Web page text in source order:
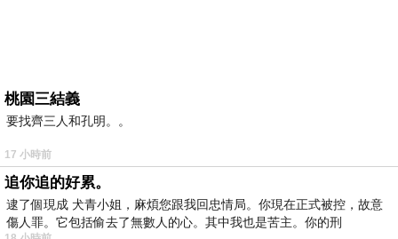
桃園三結義
要找齊三人和孔明。。
17 小時前
追你追的好累。
逮了個現成 犬青小姐，麻煩您跟我回忠情局。你現在正式被控，故意
傷人罪。它包括偷去了無數人的心。其中我也是苦主。你的刑